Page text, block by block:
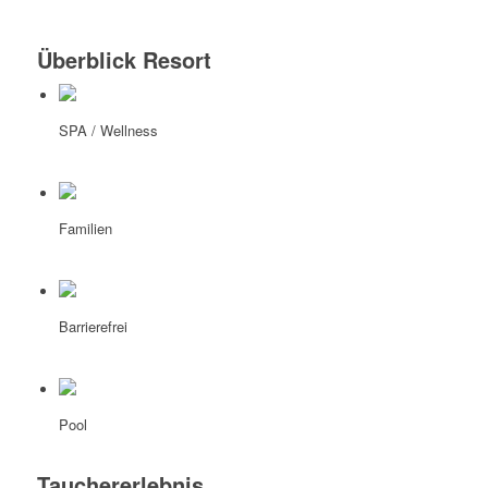
Überblick Resort
SPA / Wellness
Familien
Barrierefrei
Pool